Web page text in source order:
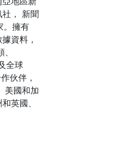
， 新聞
。擁有
資料，
全球
伙伴，
美國和加
英國、